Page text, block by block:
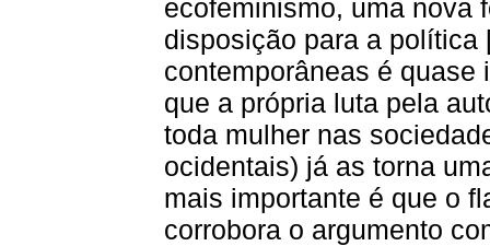
ecofeminismo, uma nova
disposição para a política
contemporâneas é quase
que a própria luta pela
toda mulher nas
ocidentais) já as torna
mais importante é que o
corrobora o argumento